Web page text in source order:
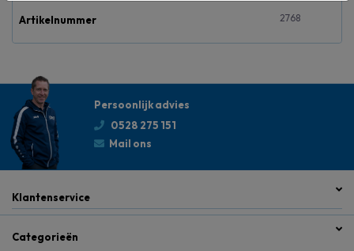
Artikelnummer 2768
Persoonlijk advies
0528 275 151
Mail ons
Klantenservice
Categorieën